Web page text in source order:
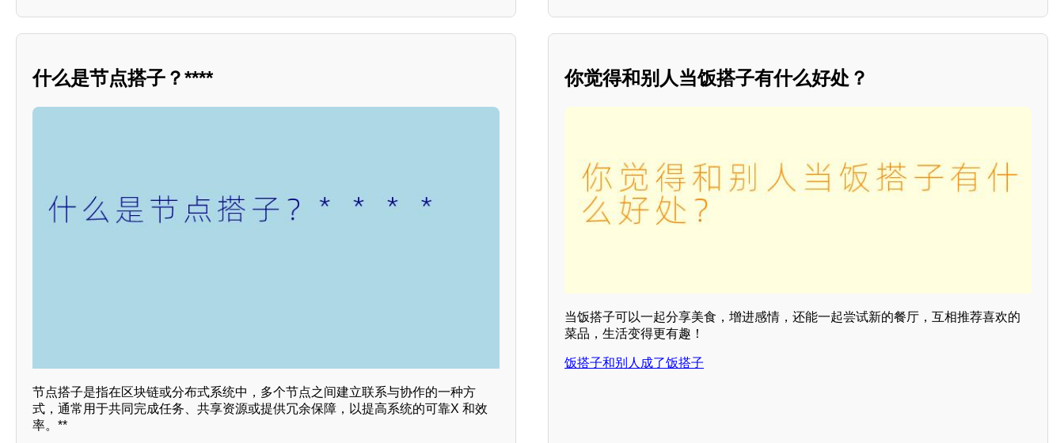
什么是节点搭子？****
节点搭子是指在区块链或分布式系统中，多个节点之间建立联系与协作的一种方
式，通常用于共同完成任务、共享资源或提供冗余保障，以提高系统的可靠X 和效
率。**
你觉得和别人当饭搭子有什么好处？
当饭搭子可以一起分享美食，增进感情，还能一起尝试新的餐厅，互相推荐喜欢的
菜品，生活变得更有趣！
饭搭子和别人成了饭搭子